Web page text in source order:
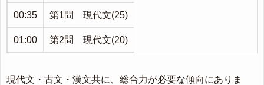
00:35 第1問 現代文(25)
01:00 第2問 現代文(20)
現代文・古文・漢文共に、総合力が必要な傾向にありま